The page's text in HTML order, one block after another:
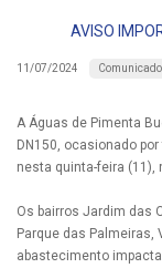
AVISO
11/07/2024
A Águas de Pimenta
DN150, ocasionado
nesta quinta-feira (11),
Os bairros Jardim das
Parque das Palmeiras,
abastecimento